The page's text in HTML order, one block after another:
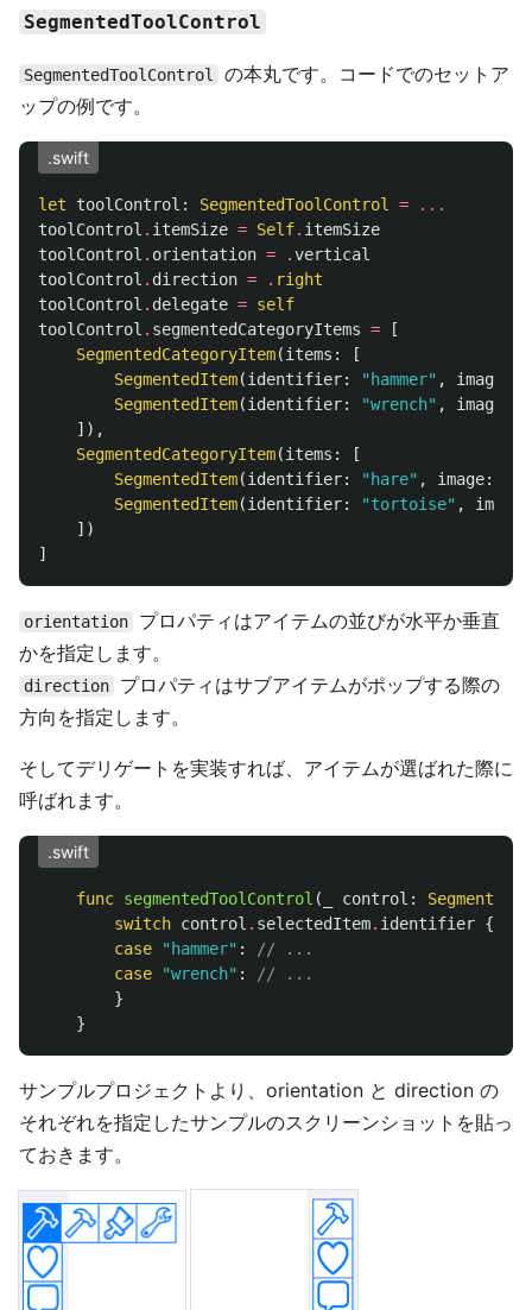
SegmentedToolControl
SegmentedToolControl
の本丸です。コードでのセットア
ップの例です。
.swift
let toolControl : SegmentedToolControl =
...
toolControl . itemSize = Self. itemSize
toolControl . orientation = .vertical
toolControl . direction = . right
toolControl . delegate = self
toolControl . segmentedCategoryItems =
[
SegmentedCategoryItem(items :
[
SegmentedItem(identifier: "hammer" , image
SegmentedItem(identifier: "wrench" , image
]),
SegmentedCategoryItem(items :
[
SegmentedItem(identifier: "hare" , image:
SegmentedItem(identifier: "tortoise" , image
])
]
orientation
プロパティはアイテムの並びが水平か垂直
かを指定します。
direction
プロパティはサブアイテムがポップする際の
方向を指定します。
そしてデリゲートを実装すれば、アイテムが選ばれた際に
呼ばれます。
.swift
func segmentedToolControl ( control :
switch control . selectedItem. identifier {
case
"hammer" :
// ...
case
"wrench" :
// ...
}
}
サンプルプロジェクトより、orientation と direction の
それぞれを指定したサンプルのスクリーンショットを貼っ
ておきます。